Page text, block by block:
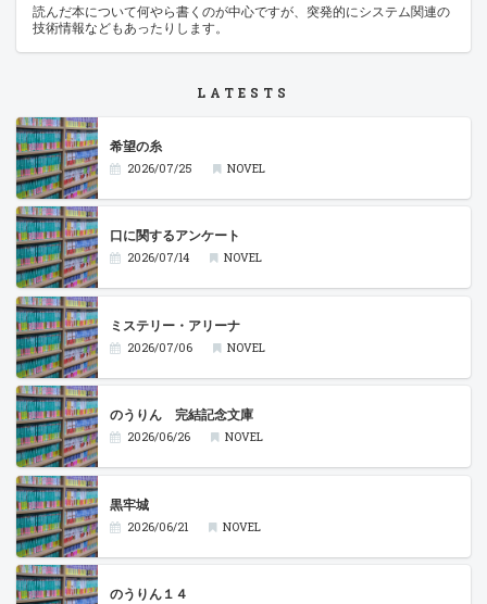
読んだ本について何やら書くのが中心ですが、突発的にシステム関連の
技術情報などもあったりします。
LATESTS
希望の糸
2026/07/25 NOVEL
口に関するアンケート
2026/07/14 NOVEL
ミステリー・アリーナ
2026/07/06 NOVEL
のうりん 完結記念文庫
2026/06/26 NOVEL
黒牢城
2026/06/21 NOVEL
のうりん１４